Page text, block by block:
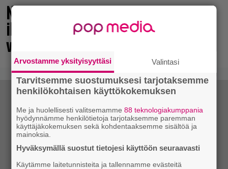
No johan pomppasi: 30 vuotta sitten
ilmestynyt klassikkoräiskintä sai
valtavasti lisää sisältöä
Arvostamme yksityisyyttäsi Valintasi
Tarvitsemme suostumuksesi tarjotaksemme
henkilökohtaisen käyttökokemuksen
Me ja huolellisesti valitsemamme88 teknologiakumppania
hyödynnämme henkilötietoja tarjotaksemme paremman
käyttäjäkokemuksen sekä kohdentaaksemme sisältöä ja
mainoksia.
Hyväksymällä suostut tietojesi käyttöön seuraavasti
Käytämme laitetunnisteita ja tallennamme evästeitä